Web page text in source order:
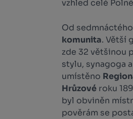
vzhled celé
Od
komunita. Větší
zde 32 většinou
stylu, synagoga
umístěno
Hrůzové roku
byl obviněn
pověrám se